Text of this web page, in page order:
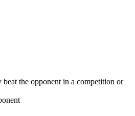
the opponent in a competition or